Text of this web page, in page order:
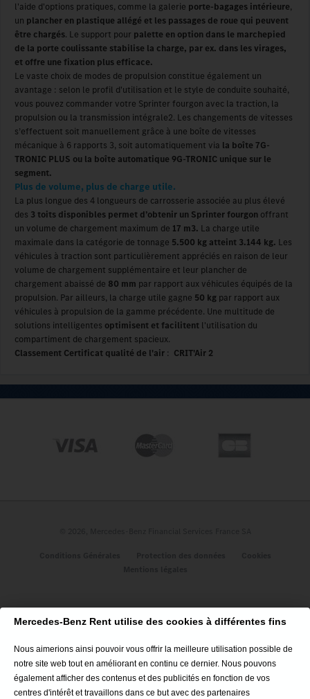
l'aide d'options pratiques, comme la galerie porte-bagages intérieure,
un plancher en plastique allégé et les passages de roue qui peuvent
être chargés. Le support pour palette en option dans le marchepied
de la porte coulissante stabilise la charge, par ex. dans les virages,
et offre une fixation plus efficace.
Le vaste choix de modes de propulsion constitue également un
avantage : selon le profil d'utilisation et le style de conduite souhaité,
vous pouvez commander votre Sprinter fourgon avec la traction, la
propulsion ou la transmission intégrale2. Les changements de vitesses
s’effectuent soit manuellement grâce à une boîte de vitesses
mécanique à 6 rapports 3, soit automatiquement via la boîte 7G-
TRONIC PLUS ou la boîte automatique 9G-TRONIC unique sur le
segment.
Plus de volume, plus de charge utile.
La plus longue des 4 longueurs de carrosserie associée au plus élevé
des 3 toits disponibles permet d’obtenir un Sprinter fourgon offrant
un volume de chargement maximum de 17 m3. La charge utile
maximale dans la catégorie de tonnage 5.500 kg atteint 3.144 kg. Les
véhicules à traction sont particulièrement appréciés en raison de leur
volume de chargement supplémentaire et leur plancher de
chargement abaissé de 80 mm par rapport aux véhicules équipés de la
propulsion. Par ailleurs, la charge utile gagne 50 kg par rapport aux
véhicules à propulsion de la gamme précédente. Une multitude de
solutions intelligentes optimisent et facilitent l'utilisation du
compartiment de chargement spacieux.
Classement Certificat qualité de l'air : CRIT'Air 2
Qui sommes-nous ?
GLC Coupé
GLA SUV
Nouveau CLA 100% Électrique
Nouveau CLA Hybride
Tous nos véhicules
Mercedes-Benz Rent utilise des cookies à différentes fins
Nous aimerions ainsi pouvoir vous offrir la meilleure utilisation possible de
notre site web tout en améliorant en continu ce dernier. Nous pouvons
également afficher des contenus et des publicités en fonction de vos
centres d'intérêt et travaillons dans ce but avec des partenaires